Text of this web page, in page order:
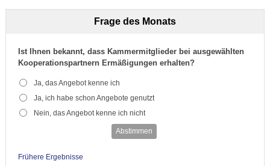
Frage des Monats
Ist Ihnen bekannt, dass Kammermitglieder bei ausgewählten
Kooperationspartnern Ermäßigungen erhalten?
Ja, das Angebot kenne ich
Ja, ich habe schon Angebote genutzt
Nein, das Angebot kenne ich nicht
Abstimmen
Frühere Ergebnisse